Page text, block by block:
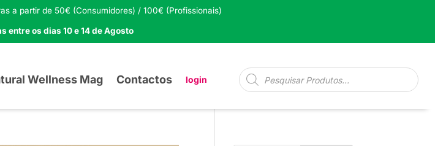
a partir de 50€ (Consumidores) / 100€ (Profissionais)
entre os dias 10 e 14 de Agosto
Wellness Mag Contactos login
Pesquisa
de
produtos